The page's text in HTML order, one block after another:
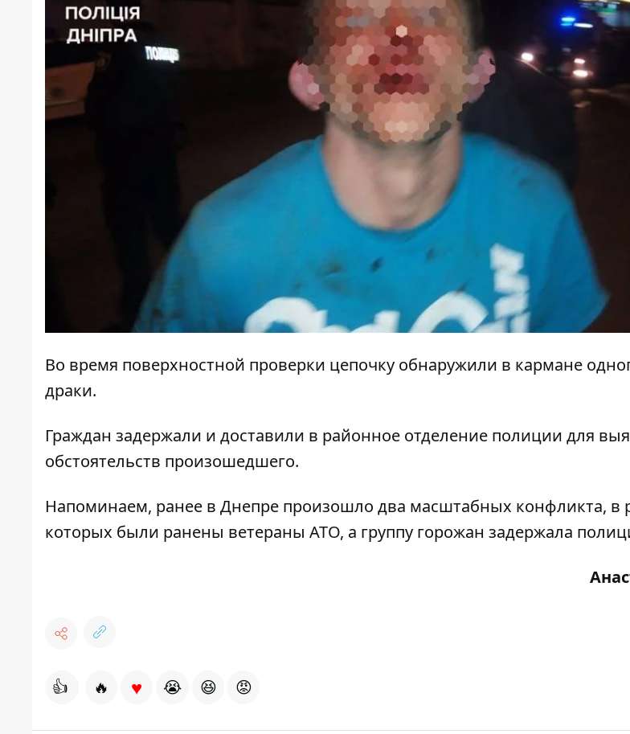
Во время поверхностной проверки цепочку обнаружили в кармане
драки.
Граждан задержали и доставили в районное отделение полиции для
обстоятельств произошедшего.
Напоминаем, ранее в Днепре произошло два масштабных конфликта, в
которых были ранены ветераны АТО, а группу горожан задержала
👍 🔥 ♥ 😭 😆 😡